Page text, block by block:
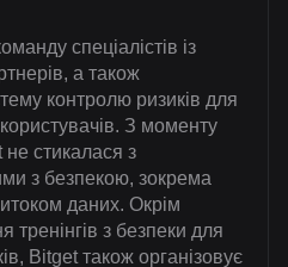
спеціалістів із
а також
контролю ризиків для
З моменту
стикалася з
з безпекою, зокрема
даних. Окрім
тренінгів з безпеки для
Bitget також організовує